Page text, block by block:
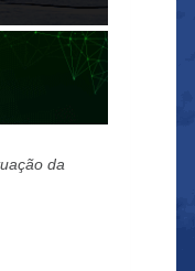
da